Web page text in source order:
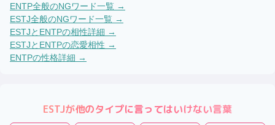
ENTP全般のNGワード一覧 →
ESTJ全般のNGワード一覧 →
ESTJと ENTPの相性詳細 →
ESTJと ENTPの恋愛相性 →
ENTPの性格詳細 →
ESTJが他のタイプに言ってはいけない言葉